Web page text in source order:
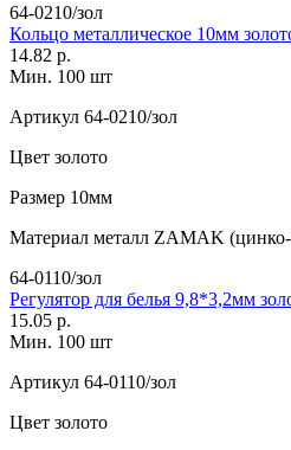
64-0210/зол
Кольцо металлическое 10мм
14.82 р.
Мин. 100 шт
Артикул 64-0210/зол
Цвет золото
Размер 10мм
Материал металл ZAMAK
64-0110/зол
Регулятор для белья 9,8*3,2мм
15.05 р.
Мин. 100 шт
Артикул 64-0110/зол
Цвет золото